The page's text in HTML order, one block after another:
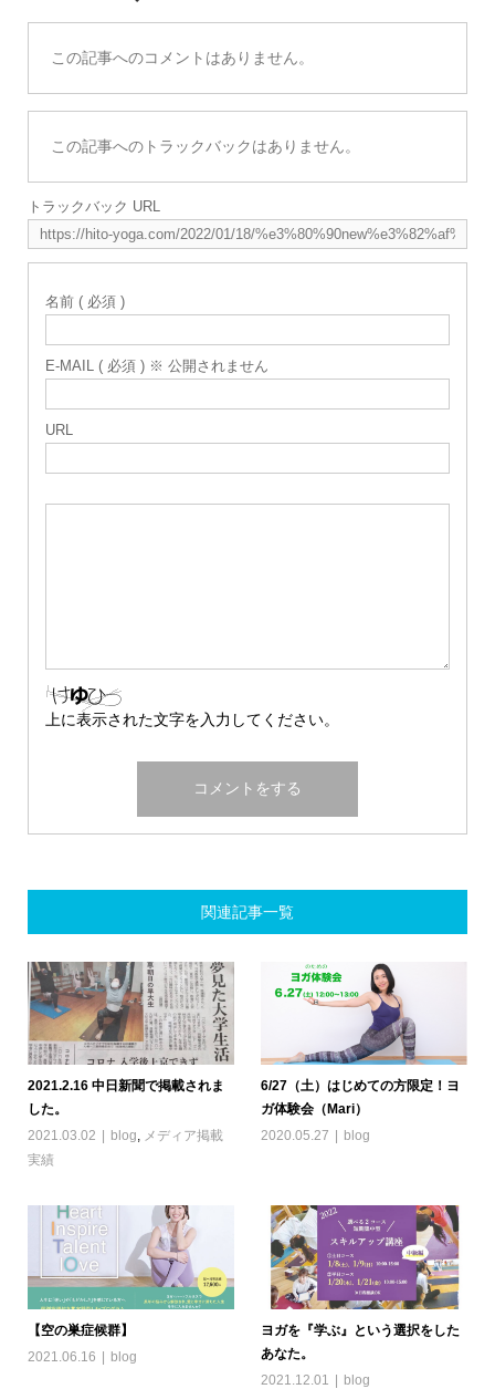
この記事へのコメントはありません。
この記事へのトラックバックはありません。
トラックバック URL
名前 ( 必須 )
E-MAIL ( 必須 ) ※ 公開されません
URL
上に表示された文字を入力してください。
関連記事一覧
2021.2.16 中日新聞で掲載されま
した。
2021.03.02
blog, メディア掲載
実績
6/27（土）はじめての方限定！ヨ
ガ体験会（Mari）
2020.05.27
blog
【空の巣症候群】
2021.06.16
blog
ヨガを『学ぶ』という選択をした
あなた。
2021.12.01
blog